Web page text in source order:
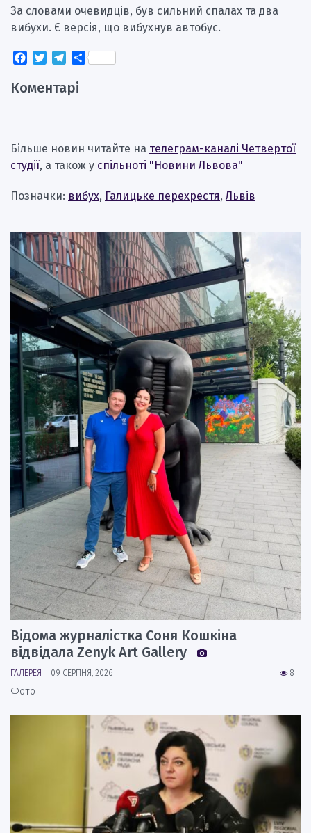
За словами очевидців, був сильний спалах та два
вибухи. Є версія, що вибухнув автобус.
Facebook
TwitterTelegram
Поділитися
Коментарі
Більше новин читайте на телеграм-каналі Четвертої
студії, а також у спільноті "Новини Львова"
Позначки: вибух, Галицьке перехрестя, Львів
Відома журналістка Соня Кошкіна
відвідала Zenyk Art Gallery
8
ГАЛЕРЕЯ 09 СЕРПНЯ, 2026
Фото